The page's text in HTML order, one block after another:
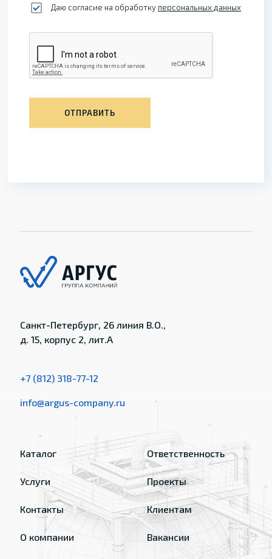
Даю согласие на обработку персональных данных
ОТПРАВИТЬ
Санкт-Петербург, 26 линия В.О.,
д. 15, корпус 2, лит.А
+7 (812) 318-77-12
info@argus-company.ru
Каталог
Услуги
Контакты
О компании
Ответственность
Проекты
Клиентам
Вакансии